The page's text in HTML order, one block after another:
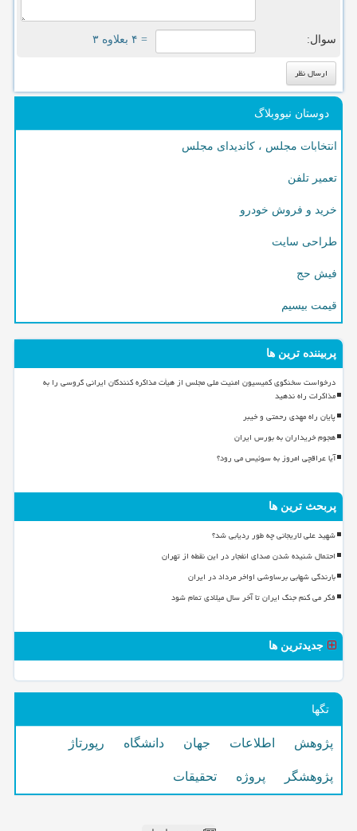
سوال: = ۴ بعلاوه ۳
دوستان نیووبلاگ
انتخابات مجلس ، کاندیدای مجلس
تعمیر تلفن
خرید و فروش خودرو
طراحی سایت
فیش حج
قیمت بیسیم
پربیننده ترین ها
درخواست سخنگوی کمیسیون امنیت ملی مجلس از هیأت مذاکره کنندگان ایرانی گروسی را به
مذاکرات راه ندهید
پایان راه مهدی رحمتی و خیبر
هجوم خریداران به بورس ایران
آیا عراقچی امروز به سوئیس می رود؟
پربحث ترین ها
شهید علی لاریجانی چه طور ردیابی شد؟
احتمال شنیده شدن صدای انفجار در این نقطه از تهران
بارندگی شهابی برساوشی اواخر مرداد در ایران
فکر می کنم جنگ ایران تا آخر سال میلادی تمام شود
جدیدترین ها
تگها
پژوهش اطلاعات جهان دانشگاه رپورتاژ
پژوهشگر پروژه تحقیقات